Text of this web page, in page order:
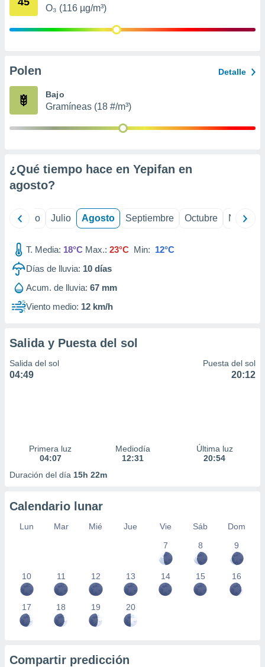
mediante
publicidad
1199
O₃ (116 µg/m³)
Polen Detalle
Bajo
Gramíneas (18 #/m³)
¿Qué tiempo hace en Yepifan en
agosto?
Junio Julio Agosto Septiembre Octubre
T. Media: 18°C Max.: 23°C Min: 12°C
Días de lluvia: 10 días
Acum. de lluvia: 67 mm
Viento medio: 12 km/h
Salida y Puesta del sol
Salida del sol
04:49
Puesta del sol
20:12
Primera luz
04:07
Mediodía
12:31
Última luz
20:54
Duración del día 15h 22m
Calendario lunar
Lun Mar Mié Jue Vie Sáb
Dom
7
8 9
10 11 12 13 14 15 16
17 18 19 20
Compartir predicción